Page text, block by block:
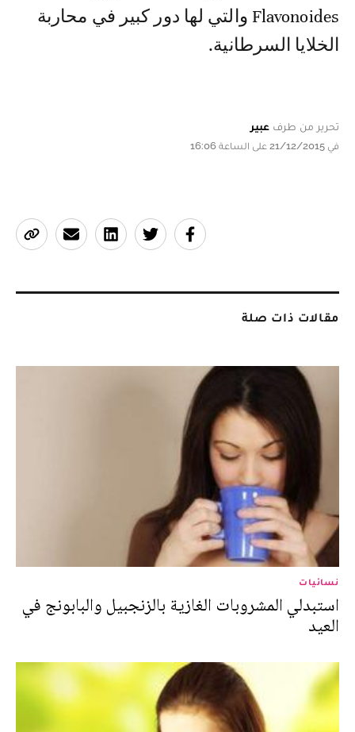
Flavonoides والتي لها دور كبير في محاربة
الخلايا السرطانية.
تحرير من طرف عبير
في 21/12/2015 على الساعة 16:06
مقالات ذات صلة
نسائيات
استبدلي المشروبات الغازية بالزنجبيل والبابونج في
العيد